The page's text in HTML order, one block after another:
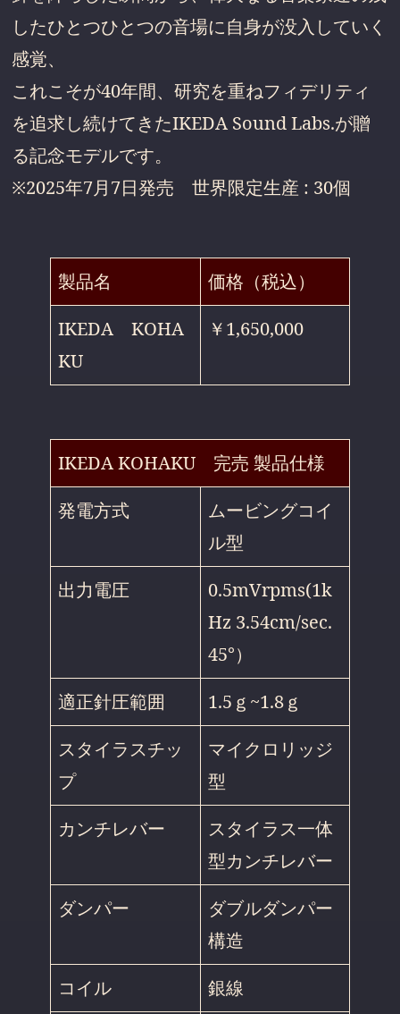
したひとつひとつの音場に自身が没入していく
感覚、
これこそが40年間、研究を重ねフィデリティ
を追求し続けてきたIKEDA Sound Labs.が贈
る記念モデルです。
※2025年7月7日発売 世界限定生産 : 30個
製品名
価格（税込）
IKEDA KOHA
KU
￥1,650,000
IKEDA KOHAKU 完売 製品仕様
発電方式
ムービングコイ
ル型
出力電圧
0.5mVrpms(1k
Hz 3.54cm/sec.
45°）
適正針圧範囲
1.5ｇ~1.8ｇ
スタイラスチッ
プ
マイクロリッジ
型
カンチレバー
スタイラス一体
型カンチレバー
ダンパー
ダブルダンパー
構造
コイル
銀線